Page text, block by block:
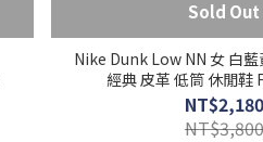
Sold Out
Nike Dunk Low NN 女 白藍
經典 皮革 低筒 休閒鞋
NT$2,180
NT$3,800